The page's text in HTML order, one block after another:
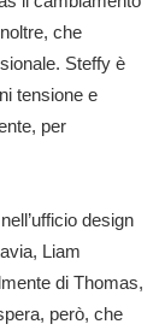
che
Steffy è
tensione e
per
design
Liam
di Thomas,
però, che